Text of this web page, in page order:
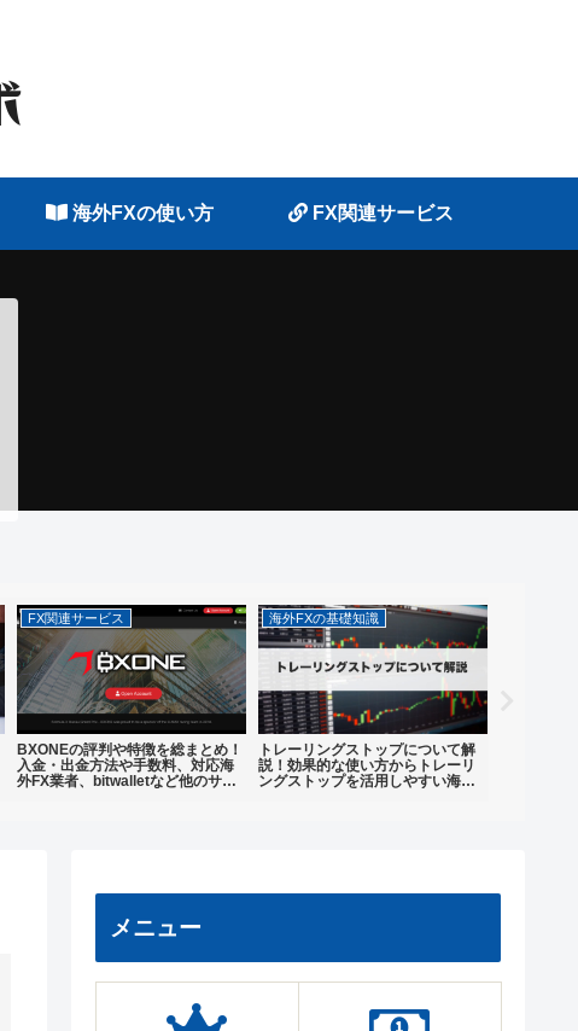
海外FXの使い方 FX関連サービス
FX関連サービス
BXONEの評判や特徴を総まとめ！
入金・出金方法や手数料、対応海
外FX業者、bitwalletなど他のサー
海外FXの基礎知識
トレーリングストップについて解
説！効果的な使い方からトレーリ
ングストップを活用しやすい海外
メニュー